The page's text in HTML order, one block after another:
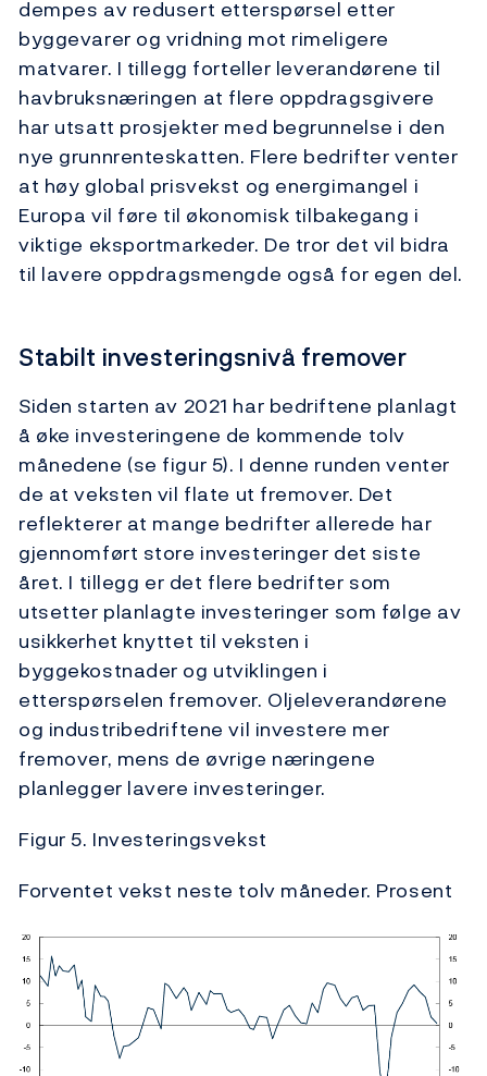
dempes av redusert etterspørsel etter
byggevarer og vridning mot rimeligere
matvarer. I tillegg forteller leverandørene til
havbruksnæringen at flere oppdragsgivere
har utsatt prosjekter med begrunnelse i den
nye grunnrenteskatten. Flere bedrifter venter
at høy global prisvekst og energimangel i
Europa vil føre til økonomisk tilbakegang i
viktige eksportmarkeder. De tror det vil bidra
til lavere oppdragsmengde også for egen del.
Stabilt investeringsnivå fremover
Siden starten av 2021 har bedriftene planlagt
å øke investeringene de kommende tolv
månedene (se figur 5). I denne runden venter
de at veksten vil flate ut fremover. Det
reflekterer at mange bedrifter allerede har
gjennomført store investeringer det siste
året. I tillegg er det flere bedrifter som
utsetter planlagte investeringer som følge av
usikkerhet knyttet til veksten i
byggekostnader og utviklingen i
etterspørselen fremover. Oljeleverandørene
og industribedriftene vil investere mer
fremover, mens de øvrige næringene
planlegger lavere investeringer.
Figur 5. Investeringsvekst
Forventet vekst neste tolv måneder. Prosent